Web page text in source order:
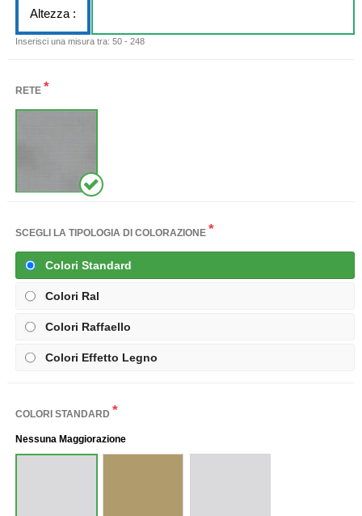
Altezza :
Inserisci una misura tra: 50 - 248
RETE *
SCEGLI LA TIPOLOGIA DI COLORAZIONE *
Colori Standard
Colori Ral
Colori Raffaello
Colori Effetto Legno
COLORI STANDARD *
Nessuna Maggiorazione